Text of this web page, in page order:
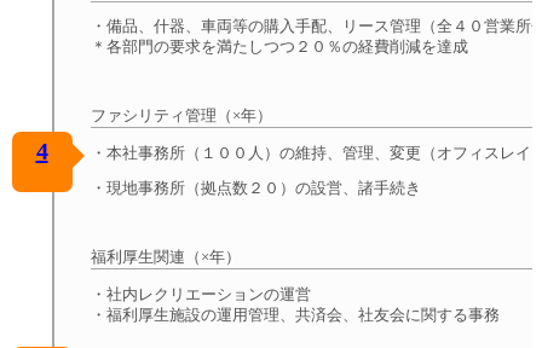
・備品、什器、車両等の購入手配、リース管理（全４０営業所
＊各部門の要求を満たしつつ２０％の経費削減を達成
ファシリティ管理（×年）
4 ・本社事務所（１００人） の維持、管理、変更（オフィスレイ
・現地事務所（拠点数２０）の設営、諸手続き
福利厚生関連（×年）
・社内レクリエーションの運営
・福利厚生施設の運用管理、共済会、社友会に関する事務